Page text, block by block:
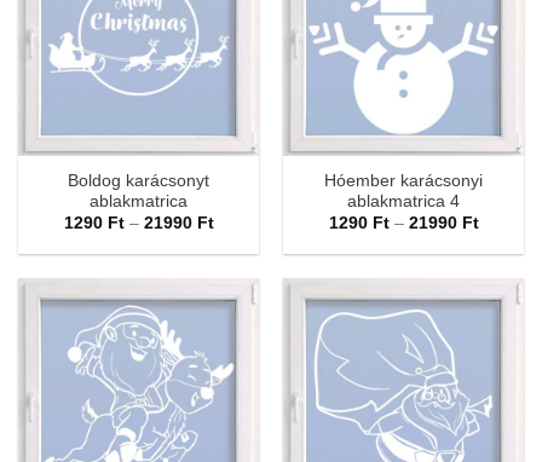
Boldog karácsonyt
ablakmatrica
1290 Ft – 21990 FtÁrtartomány:
-
Hóember karácsonyi
ablakmatrica 4
1290 Ft – 21990 Ft
-